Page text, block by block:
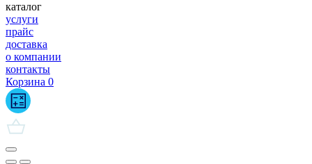
каталог
услуги
прайс
доставка
о компании
контакты
Корзина 0